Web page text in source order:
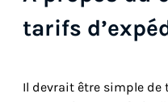
tarifs
Il devrait être simple de